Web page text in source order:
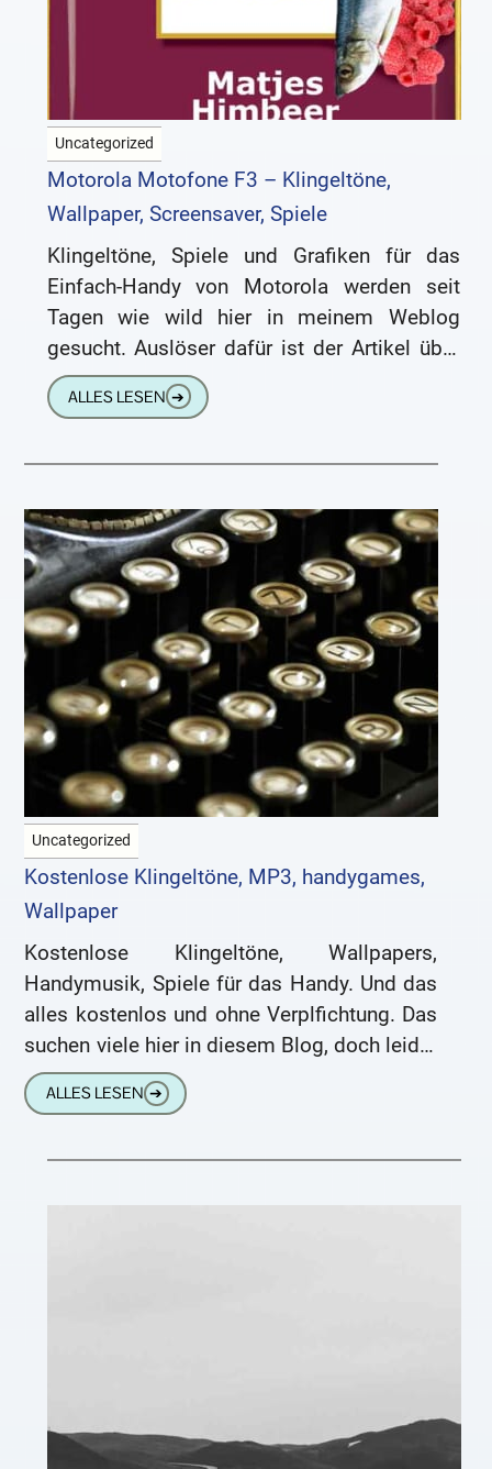
Uncategorized
Motorola Motofone F3 – Klingeltöne,
Wallpaper, Screensaver, Spiele
Klingeltöne, Spiele und Grafiken für das
Einfach-Handy von Motorola werden seit
Tagen wie wild hier in meinem Weblog
gesucht. Auslöser dafür ist der Artikel über
das Motorola Motofone F3, den
ALLES LESEN ➔
Uncategorized
Kostenlose Klingeltöne, MP3, handygames,
Wallpaper
Kostenlose Klingeltöne, Wallpapers,
Handymusik, Spiele für das Handy. Und das
alles kostenlos und ohne Verplfichtung. Das
suchen viele hier in diesem Blog, doch leider
habe ich diese Sachen nicht. In
ALLES LESEN ➔